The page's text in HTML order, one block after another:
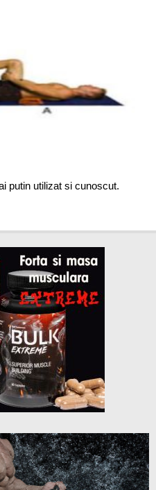
putin utilizat si cunoscut.